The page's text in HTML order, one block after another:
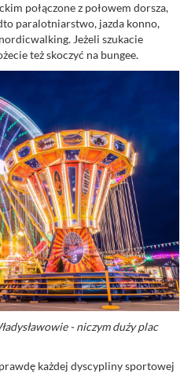
połączone z połowem dorsza,
paralotniarstwo, jazda konno,
Jeżeli szukacie
też skoczyć na bungee.
- niczym duży plac
każdej dyscypliny sportowej